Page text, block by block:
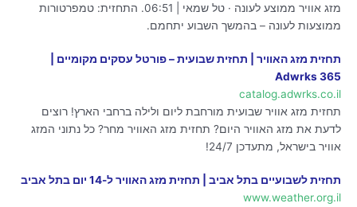
מזג אוויר ממוצע לעונה · טל שמאי | 06:51. התחזית: טמפרטורות
ממוצעות לעונה – בהמשך השבוע יתחמם.
תחזית מזג האוויר | תחזית שבועית – פורטל עסקים מקומיים |
Adwrks 365
catalog.adwrks.co.il
תחזית מזג אוויר שבועית מורחבת ליום ולילה ברחבי הארץ! רוצים
לדעת את מזג האוויר היום? תחזית מזג האוויר מחר? כל נתוני המזג
אוויר בישראל, מתעדכן 24/7!
תחזית לשבועיים בתל אביב | תחזית מזג האוויר ל-14 יום בתל אביב
www.weather.org.il